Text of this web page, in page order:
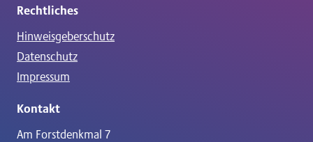
Rechtliches
Hinweisgeberschutz
Datenschutz
Impressum
Kontakt
Am Forstdenkmal 7